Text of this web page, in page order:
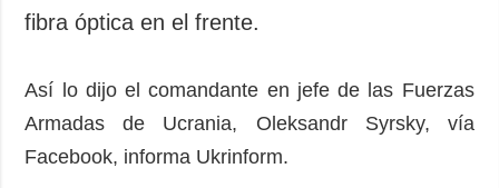
Crimen
emergencias
ADICIONAL
Podcasts
SERVICIOS
fibra óptica en el frente.
Así lo dijo el comandante en jefe de las Fuerzas
Armadas de Ucrania, Oleksandr Syrsky, vía
Facebook, informa Ukrinform.